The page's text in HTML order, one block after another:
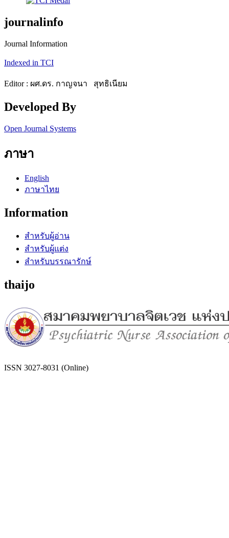
journalinfo
Journal Information
Indexed in TCI
Editor : ผศ.ดร. กาญจนา สุทธิเนียม
Developed By
Open Journal Systems
ภาษา
English
ภาษาไทย
Information
สำหรับผู้อ่าน
สำหรับผู้แต่ง
สำหรับบรรณารักษ์
thaijo
ISSN 3027-8031 (Online)